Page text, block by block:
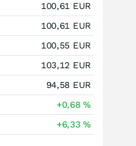
100,61 EUR
100,61 EUR
100,55 EUR
103,12 EUR
94,58 EUR
+0,68%
+6,33%